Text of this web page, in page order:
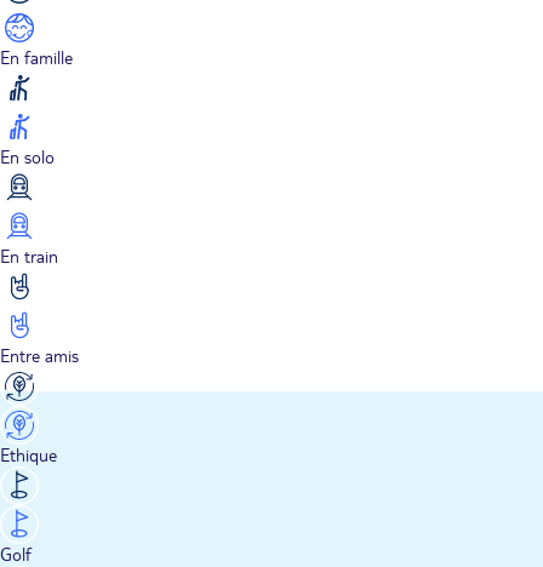
En famille
En solo
En train
Entre amis
Ethique
Golf